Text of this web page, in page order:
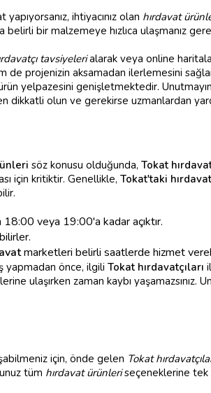
ihtiyacınız olan hırdavat
bir malzemeye hızlıca ulaşmanız
tavsiyelerialarak veya online
projenizin aksamadan ilerlemesini
yelpazesini genişletmektedir.
dikkatli olun ve gerekirse uzmanlardan
söz konusu olduğunda, Tokat
için kritiktir. Genellikle, Tokat'taki
veya 19:00'a kadar açıktır.
marketleri belirli saatlerde hizmet
yapmadan önce, ilgili Tokat hırdavatçıları
ulaşırken zaman kaybı yaşamazsınız.
için, önde gelen Tokat
tüm hırdavat ürünleriseçeneklerine tek